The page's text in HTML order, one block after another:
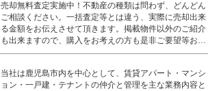
売却無料査定実施中！不動産の種類は問わず、どんどん
ご相談ください。一括査定等とは違う、実際に売却出来
る金額をお伝えさせて頂きます。掲載物件以外のご紹介
も出来ますので、購入をお考えの方も是非ご要望等お…
当社は鹿児島市内を中心として、賃貸アパート・マンシ
ョン・一戸建・テナントの仲介と管理を主な業務内容と